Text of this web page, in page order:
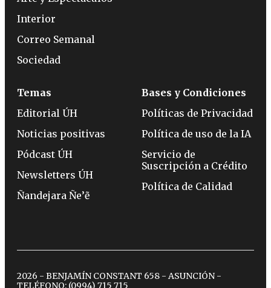
Interior
Correo Semanal
Sociedad
Temas
Editorial ÚH
Noticias positivas
Pódcast ÚH
Newsletters ÚH
Ñandejara Ñe’ẽ
Bases y Condiciones
Políticas de Privacidad
Política de uso de la IA
Servicio de
Suscripción a Crédito
Política de Calidad
2026 - BENJAMÍN CONSTANT 658 - ASUNCIÓN -
TELÉFONO: (0994) 715 715